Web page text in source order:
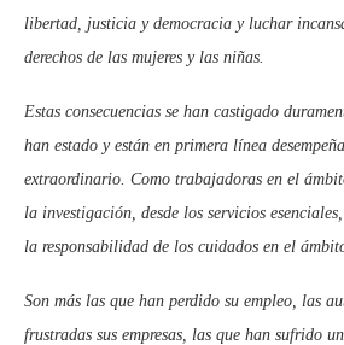
libertad, justicia y democracia y luchar
derechos de las mujeres y las niñas.
Estas consecuencias se han castigado
han estado y están en primera línea
extraordinario. Como trabajadoras en el
la investigación, desde los servicios
la responsabilidad de los cuidados en el
Son más las que han perdido su empleo, las
frustradas sus empresas, las que han sufrido